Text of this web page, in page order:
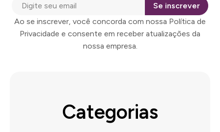
Se inscrever
Ao se inscrever, você concorda com nossa Política de
Privacidade e consente em receber atualizações da
nossa empresa.
Categorias